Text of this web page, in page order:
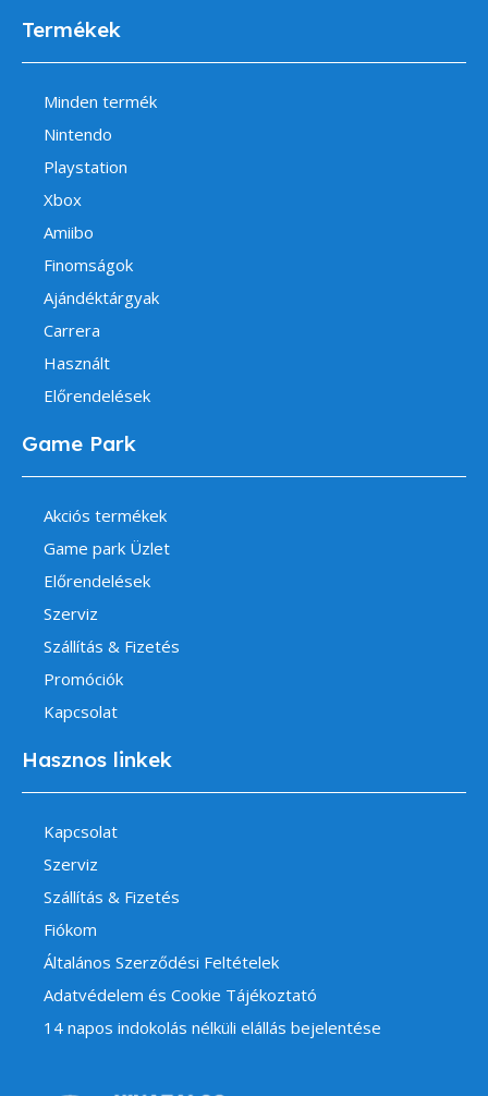
Termékek
Minden termék
Nintendo
Playstation
Xbox
Amiibo
Finomságok
Ajándéktárgyak
Carrera
Használt
Előrendelések
Game Park
Akciós termékek
Game park Üzlet
Előrendelések
Szerviz
Szállítás & Fizetés
Promóciók
Kapcsolat
Hasznos linkek
Kapcsolat
Szerviz
Szállítás & Fizetés
Fiókom
Általános Szerződési Feltételek
Adatvédelem és Cookie Tájékoztató
14 napos indokolás nélküli elállás bejelentése